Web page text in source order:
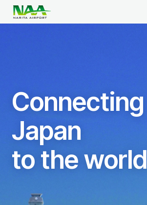
成
Connecting
Japan
to the world